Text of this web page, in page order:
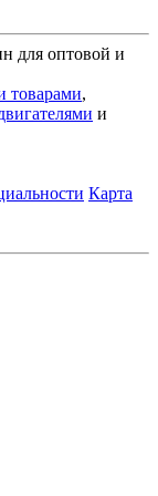
для оптовой и
товарами,
и
Карта